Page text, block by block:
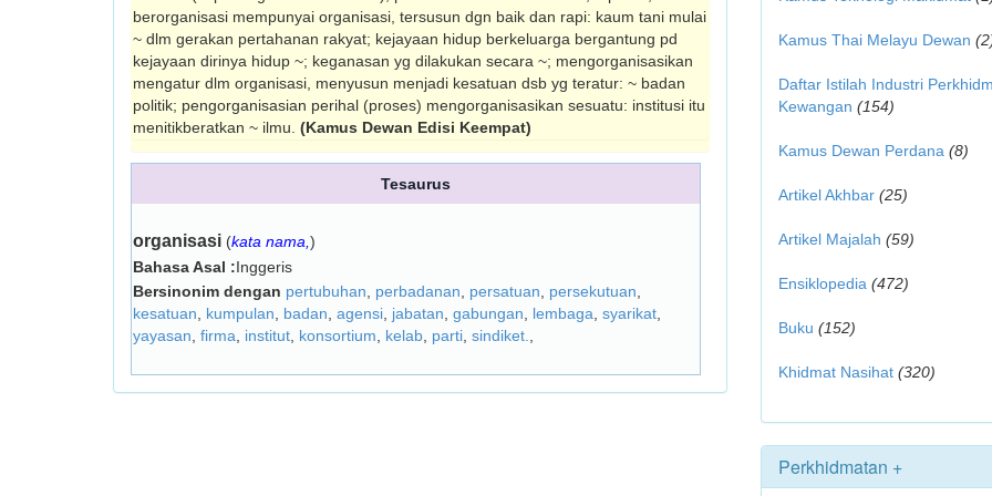
berorganisasi mempunyai organisasi, ter­susun dgn baik dan rapi: kaum tani mulai
~ dlm gerakan pertahanan rakyat; kejayaan hidup berkeluarga bergantung pd
kejayaan dirinya hidup ~; keganasan yg dilakukan secara ~; mengorganisasikan
mengatur dlm organi­sasi, menyusun menjadi kesatuan dsb yg ter­atur: ~ badan
politik; pengorganisasian perihal (proses) meng­orga­ni­sasikan sesuatu: institusi itu
menitik­beratkan ~ ilmu. (Kamus Dewan Edisi Keempat)
Tesaurus
organisasi (kata nama, )
Bahasa Asal :Inggeris
Bersinonim dengan pertubuhan perbadanan persatuan persekutuan
kesatuan
kumpulan badan agensi jabatan gabungan lembaga syarikat
yayasan firma institut konsortium kelab parti sindiket.
Kamus Thai Melayu Dewan
Daftar Istilah Industri
Kewangan (154)
Kamus Dewan Perdana (8)
Artikel Akhbar (25)
Artikel Majalah (59)
Ensiklopedia (472)
Buku (152)
Khidmat Nasihat (320)
Perkhidmatan +